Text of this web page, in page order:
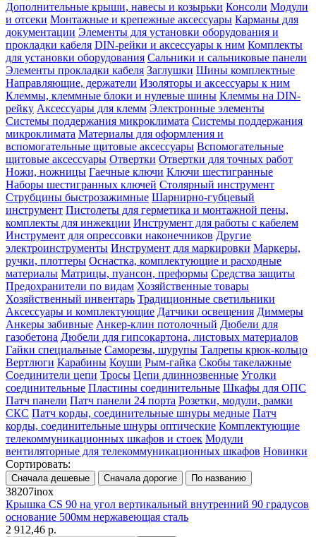
Дополнительные крыши, навесы и козырьки Консоли Модули
и отсеки Монтажные и крепежные аксессуары Карманы для
документации Элементы для установки оборудования и
прокладки кабеля DIN-рейки и аксессуары к ним Комплекты
для установки оборудования Сальники и сальниковые панели
Элементы прокладки кабеля Заглушки Шины комплектные
Направляющие, держатели Изоляторы и аксессуары к ним
Клеммы, клеммные блоки и нулевые шины Клеммы на DIN-
рейку Аксессуары для клемм Электронные элементы
Системы поддержания микроклимата Системы поддержания
микроклимата Материалы для оформления и
вспомогательные щитовые аксессуары Вспомогательные
щитовые аксессуары Отвертки Отвертки для точных работ
Ножи, ножницы Гаечные ключи Ключи шестигранные
Наборы шестигранных ключей Столярный инструмент
Струбцины быстрозажимные Шарнирно-губцевый
инструмент Пистолеты для герметика и монтажной пены,
комплекты для инжекции Инструмент для работы с кабелем
Инструмент для опрессовки наконечников Другие
электроинструменты Инструмент для маркировки Маркеры,
ручки, плоттеры Оснастка, комплектующие и расходные
материалы Матрицы, пуансон, преформы Средства защиты
Предохранители по видам Хозяйственные товары
Хозяйственный инвентарь Традиционные светильники
Аксессуары и комплектующие Датчики освещения Диммеры
Анкеры забивные Анкер-клин потолочный Дюбели для
газобетона Дюбели для гипсокартона, листовых материалов
Гайки специальные Саморезы, шурупы Талрепы крюк-кольцо
Вертлюги Карабины Коуши Рым-гайка Скобы такелажные
Соединители цепи Тросы Цепи длиннозвенные Уголки
соединительные Пластины соединительные Шкафы для ОПС
Патч панели Патч панели 24 порта Розетки, модули, рамки
СКС Патч корды, соединительные шнуры медные Патч
корды, соединительные шнуры оптические Комплектующие
телекоммуникационных шкафов и стоек Модули
вентиляторные для телекоммуникационных шкафов Новинки
Сортировать:
38207inox
Крышка CS 90 на угол вертикальный внутренний 90 градусов
основание 500мм нержавеющая сталь
2 912,46 р.